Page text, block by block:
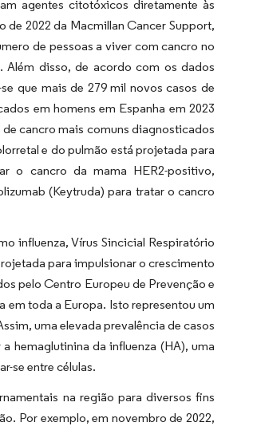
agentes citotóxicos diretamente às
2022 da Macmillan Cancer Support,
de pessoas a viver com cancro no
Além disso, de acordo com os dados
que mais de 279 mil novos casos de
em homens em Espanha em 2023
cancro mais comuns diagnosticados
e do pulmão está projetada para
o cancro da mama HER2-positivo,
(Keytruda) para tratar o cancro
influenza, Vírus Sincicial Respiratório
para impulsionar o crescimento
pelo Centro Europeu de Prevenção e
toda a Europa. Isto representou um
uma elevada prevalência de casos
hemaglutinina da influenza (HA), uma
se entre células.
na região para diversos fins
Por exemplo, em novembro de 2022,